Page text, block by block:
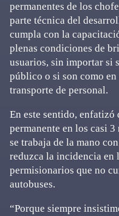
permanentes de los
parte técnica del
cumpla con la
plenas condiciones de
usuarios, sin importar si
público o si son como en
transporte de personal.
En este sentido, enfatizó
permanente en los casi
se trabaja de la mano
reduzca la incidencia en
permisionarios que no
autobuses.
“Porque siempre